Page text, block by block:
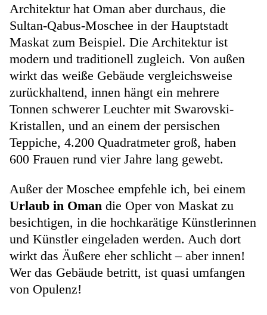
Architektur hat Oman aber durchaus, die
Sultan-Qabus-Moschee in der Hauptstadt
Maskat zum Beispiel. Die Architektur ist
modern und traditionell zugleich. Von außen
wirkt das weiße Gebäude vergleichsweise
zurückhaltend, innen hängt ein mehrere
Tonnen schwerer Leuchter mit Swarovski-
Kristallen, und an einem der persischen
Teppiche, 4.200 Quadratmeter groß, haben
600 Frauen rund vier Jahre lang gewebt.
Außer der Moschee empfehle ich, bei einem
Urlaub in Oman die Oper von Maskat zu
besichtigen, in die hochkarätige Künstlerinnen
und Künstler eingeladen werden. Auch dort
wirkt das Äußere eher schlicht – aber innen!
Wer das Gebäude betritt, ist quasi umfangen
von Opulenz!